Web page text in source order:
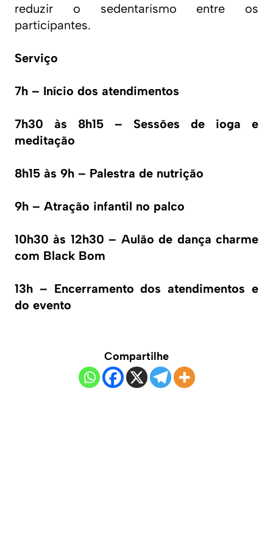
reduzir o sedentarismo entre os
participantes.
Serviço
7h – Início dos atendimentos
7h30 às 8h15 – Sessões de ioga e
meditação
8h15 às 9h – Palestra de nutrição
9h – Atração infantil no palco
10h30 às 12h30 – Aulão de dança charme
com Black Bom
13h – Encerramento dos atendimentos e
do evento
Compartilhe